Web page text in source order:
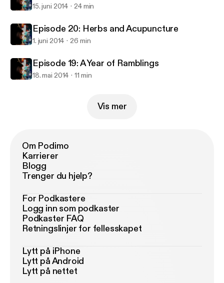
15. juni 2014 24 min
Episode 20: Herbs and Acupuncture
1. juni 2014 26 min
Episode 19: A Year of Ramblings
18. mai 2014 11 min
Vis mer
Om Podimo
Karrierer
Blogg
Trenger du hjelp?
For Podkastere
Logg inn som podkaster
Podkaster FAQ
Retningslinjer for fellesskapet
Lytt på iPhone
Lytt på Android
Lytt på nettet